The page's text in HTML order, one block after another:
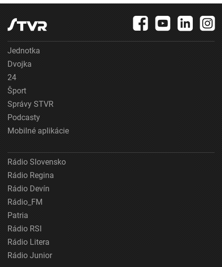
Jednotka
Dvojka
24
Šport
Správy STVR
Podcasty
Mobilné aplikácie
Rádio Slovensko
Rádio Regina
Rádio Devín
Rádio_FM
Patria
Rádio RSI
Rádio Litera
Rádio Junior